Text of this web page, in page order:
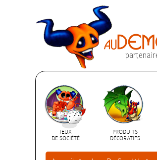
JEUX
DE SOCIÉTÉ
PRODUITS
DÉCORATIFS